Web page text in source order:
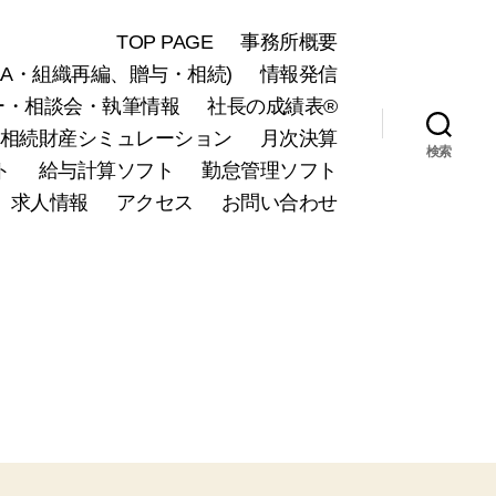
TOP PAGE
事務所概要
・組織再編、贈与・相続)
情報発信
相談会・執筆情報
社長の成績表®
相続財産シミュレーション
月次決算
給与計算ソフト
勤怠管理ソフト
求人情報
アクセス お問い合わせ
検索